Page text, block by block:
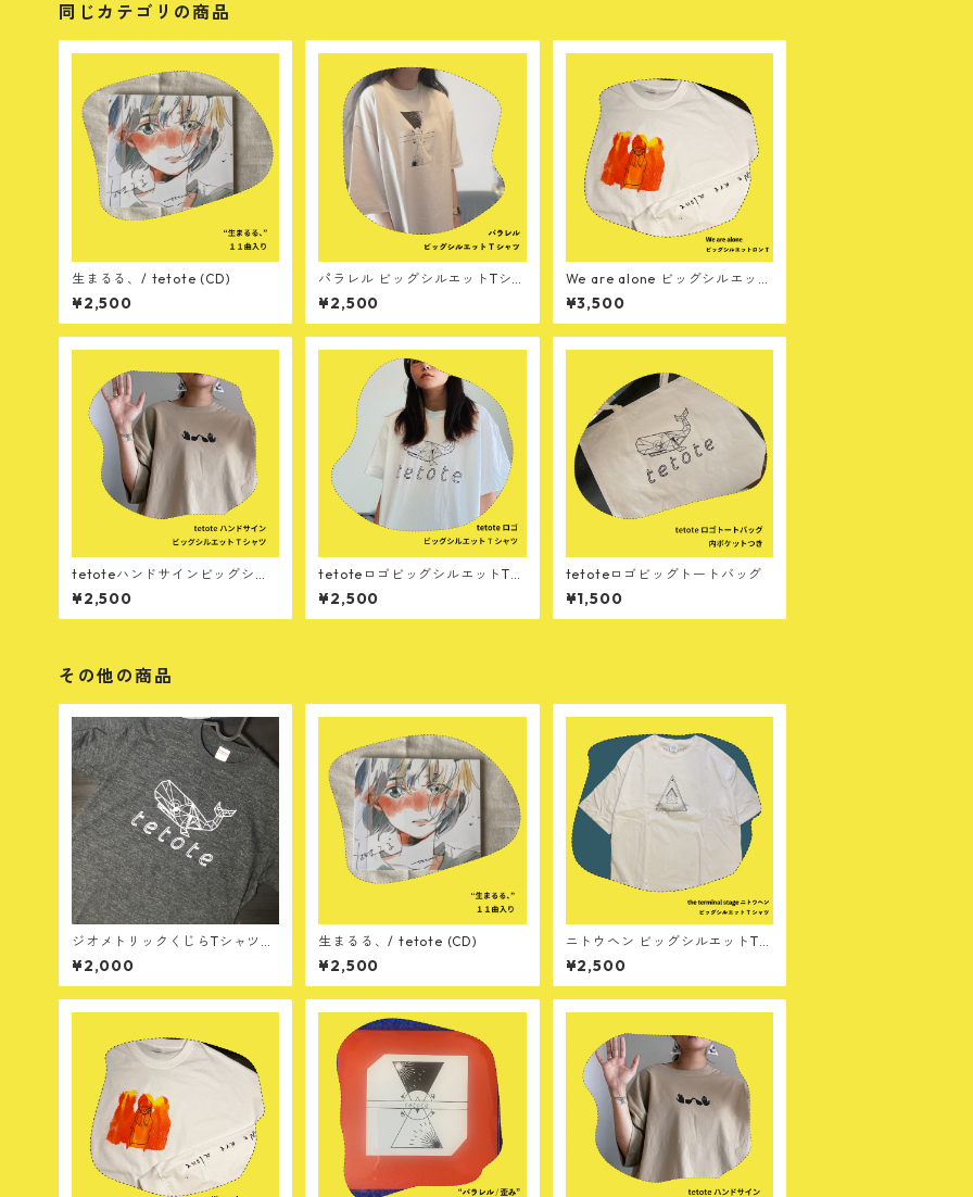
同じカテゴリの商品
生まるる、/ tetote (CD)
¥2,500
パラレル ビッグシルエットTシャ
ツ
¥2,500
We are alone ビッグシルエット
Tシャツ （L/S）
¥3,500
tetoteハンドサインビッグシル
エットTシャツ
¥2,500
tetoteロゴビッグシルエットTシ
ャツ
¥2,500
tetoteロゴビッグトートバッグ
¥1,500
その他の商品
ジオメトリックくじらTシャツ
（ヘザーブラック）
¥2,000
生まるる、/ tetote (CD)
¥2,500
ニトウヘン ビッグシルエットTシ
ャツ / the terminal stage
¥2,500